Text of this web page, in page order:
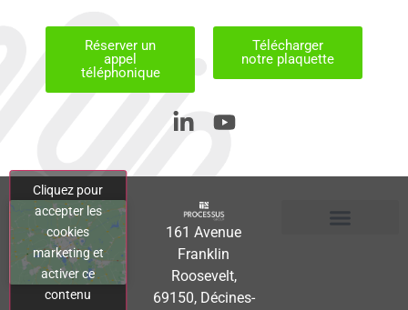
Réserver un
appel
téléphonique
Télécharger
notre plaquette
Cliquez pour
accepter les
cookies
marketing et
activer ce
contenu
161 Avenue
Franklin
Roosevelt,
69150, Décines-